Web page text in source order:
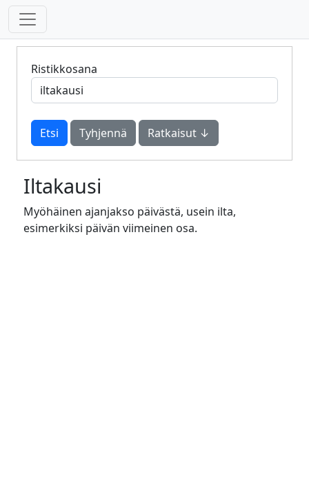
Ristikkosana
Tyhjennä Ratkaisut ↓
Iltakausi
Myöhäinen ajanjakso päivästä, usein ilta,
esimerkiksi päivän viimeinen osa.